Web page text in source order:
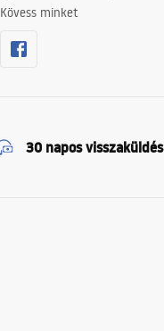
Kövess minket
30 napos visszaküldés